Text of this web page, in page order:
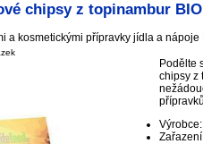
chipsy z topinambur
a kosmetickými přípravky jídla a nápoje
Podělte
chipsy z